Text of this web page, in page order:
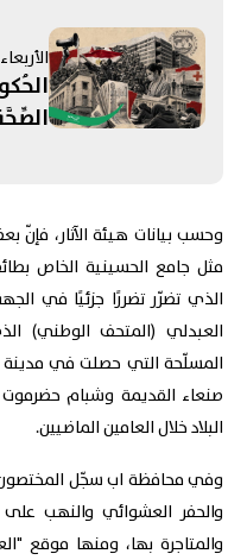
الأربعاء 5 آب 2026
وحسب بيانات هيئة الآثار، فإنّ
مثل جامع الحسينية الخاص
الذي تضرّر تضررًا جزئيًا في
العبدلي (المتحف الوطني)
المسلّحة التي حصلت في
صنعاء القديمة وشبام
البلاد خلال العامين الماضيين.
وفي محافظة اب سجّل المختصون
والحفر العشوائي والنهب
والمتاجرة بها، ومنها موقع